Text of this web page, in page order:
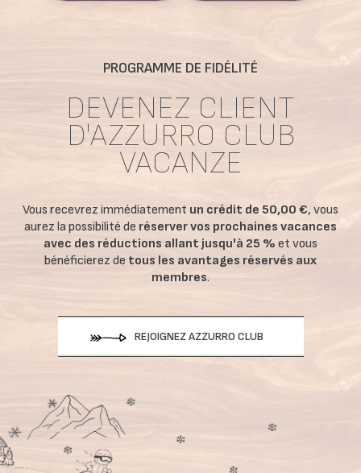
PROGRAMME DE FIDÉLITÉ
DEVENEZ CLIENT
D'AZZURRO CLUB
VACANZE
Vous recevrez immédiatement un crédit de 50,00 €, vous
aurez la possibilité de réserver vos prochaines vacances
avec des réductions allant jusqu'à 25 % et vous
bénéficierez de tous les avantages réservés aux
membres.
REJOIGNEZ AZZURRO CLUB